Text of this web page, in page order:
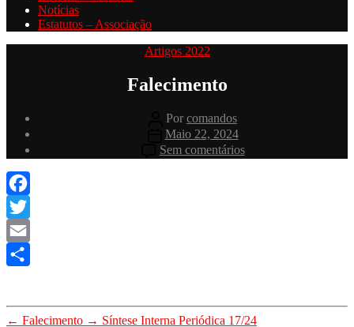
Notícias
Estatutos – Associação
Categorias
Artigos 2022
Falecimento
Autor
artigo
Por comandos
Data
artigo
Maio 22, 2024
Sem comentáriosem
Falecimento
Facebook
Twitter
Email
← Falecimento → Síntese Interna Periódica 17/24